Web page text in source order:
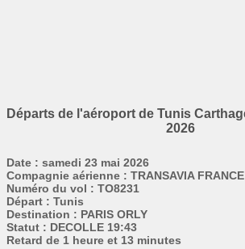
Départs de l'aéroport de Tunis
2026
Date : samedi 23 mai 2026
Compagnie aérienne : TRANSAVIA FRANCE
Numéro du vol : TO8231
Départ : Tunis
Destination : PARIS ORLY
Statut : DECOLLE 19:43
Retard de 1 heure et 13 minutes